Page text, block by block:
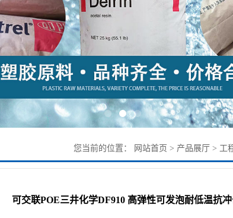
您当前的位置： 网站首页 > 产品展厅 > 工
冲击透明粒子
可交联POE三井化学DF910 高弹性可发泡耐低温抗